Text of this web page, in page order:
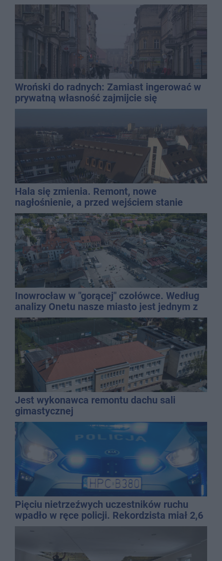
Wroński do radnych: Zamiast ingerować w
prywatną własność zajmijcie się
gospodarką
Hala się zmienia. Remont, nowe
nagłośnienie, a przed wejściem stanie
QEMETICA ARENA
Inowrocław w "gorącej" czołówce. Według
analizy Onetu nasze miasto jest jednym z
najbardziej narażonych na upały
Jest wykonawca remontu dachu sali
gimastycznej
Pięciu nietrzeźwych uczestników ruchu
wpadło w ręce policji. Rekordzista miał 2,6
promila